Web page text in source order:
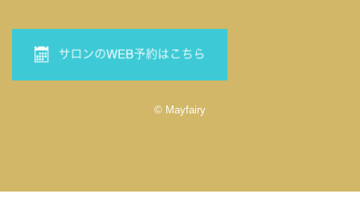
© Mayfairy